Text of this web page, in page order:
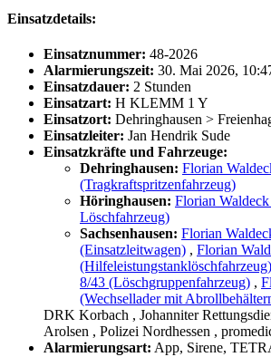
Einsatzdetails:
Einsatznummer: 48-2026
Alarmierungszeit: 30. Mai 2026,
Einsatzdauer: 2 Stunden
Einsatzart: H KLEMM 1 Y
Einsatzort: Dehringhausen >
Einsatzleiter: Jan Hendrik Sude
Einsatzkräfte und Fahrzeuge:
Dehringhausen: Florian
(Tragkraftspritzenfahrzeug)
Höringhausen: Florian
Löschfahrzeug)
Sachsenhausen: Florian
(Einsatzleitwagen) , Florian
(Hilfeleistungstanklöschfahrzeug)
8/43 (Löschgruppenfahrzeug) ,
(Wechsellader mit
DRK Korbach , Johanniter
Arolsen , Polizei Nordhessen ,
Alarmierungsart: App, Sirene,